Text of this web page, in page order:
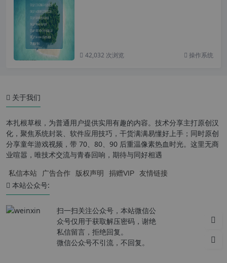
42,032 次浏览 操作系统
关于我们
本扎根草根，为普通用户提供实用有趣的内容。技术分享主打原创汉
化，聚焦系统封装、软件应用技巧，干货满满易懂好上手；同时原创
分享童年游戏视频，带 70、80、90 后重温像素热血时光。这里无商
业喧嚣，唯技术交流与青春回响，期待与同好相遇
私信本站 广告合作 版权声明 捐赠VIP 友情链接
本站公众号:
扫一扫关注公众号，本站微信公
众号仅用于获取解压密码，谢绝
私信留言，拒绝回复。
微信公众号不引流，不回复。